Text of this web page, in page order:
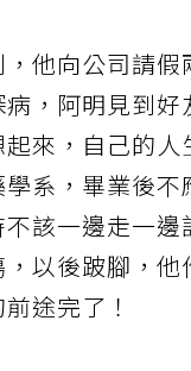
他向公司請假
，阿明見到好
來，自己的人
系，畢業後不
該一邊走一邊
以後跛腳，他
途完了！